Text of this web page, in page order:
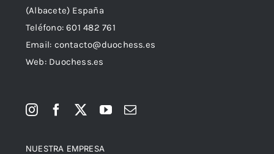
(Albacete) España
Teléfono:601 482 761
Email: contacto@duochess.es
Web: Duochess.es
NUESTRA EMPRESA